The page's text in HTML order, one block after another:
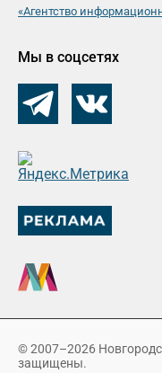
«Агентство
Мы в соцсетях
© 2007–2026
защищены.